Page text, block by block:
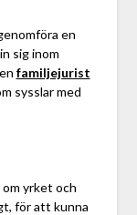
en
sig inom
familjejurist
sysslar med
yrket och
för att kunna